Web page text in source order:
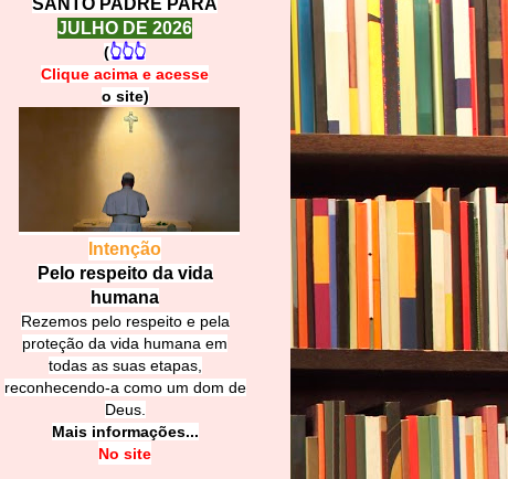
SANTO PADRE PARA
JULHO DE 2026
(👆👆👆
Clique acima e acesse
o site)
Intenção
Pelo respeito da vida
humana
Rezemos pelo respeito e pela
proteção da vida humana em
todas as suas etapas,
reconhecendo-a como um dom de
Deus.
Mais informações...
No site